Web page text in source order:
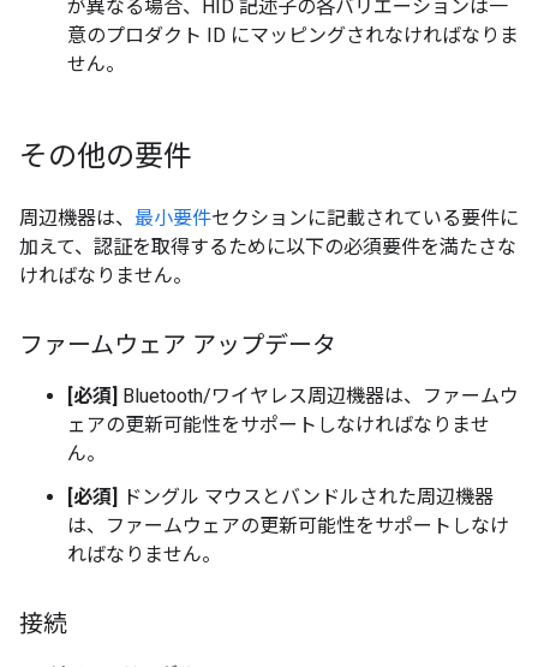
が異なる場合、HID 記述子の各バリエーションは一
意のプロダクト ID にマッピングされなければなりま
せん。
その他の要件
周辺機器は、 最小要件セクションに記載されている要件に
加えて、認証を取得するために以下の必須要件を満たさな
ければなりません。
ファームウェア アップデータ
[必須] Bluetooth/ワイヤレス周辺機器は、ファームウ
ェアの更新可能性をサポートしなければなりませ
ん。
[必須] ドングル マウスとバンドルされた周辺機器
は、ファームウェアの更新可能性をサポートしなけ
ればなりません。
接続